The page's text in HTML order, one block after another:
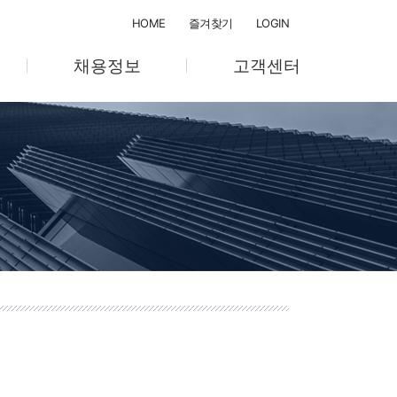
HOME 즐겨찾기 LOGIN
채용정보
교육계획/관리
고객센터
공지사항
온라인 문의